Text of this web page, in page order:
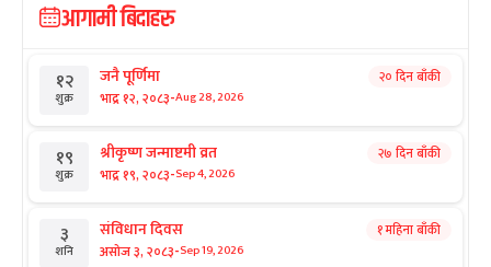
आगामी बिदाहरु
१२
शुक्र
जनै पूर्णिमा
भाद्र १२, २०८३-Aug 28, 2026
२० दिन बाँकी
१९
शुक्र
श्रीकृष्ण जन्माष्टमी व्रत
भाद्र १९, २०८३-Sep 4, 2026
२७ दिन बाँकी
३
शनि
संविधान दिवस
असोज ३, २०८३-Sep 19, 2026
१ महिना बाँकी